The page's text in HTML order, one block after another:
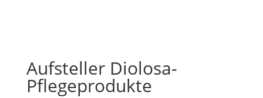
Aufsteller Diolosa-
Pflegeprodukte